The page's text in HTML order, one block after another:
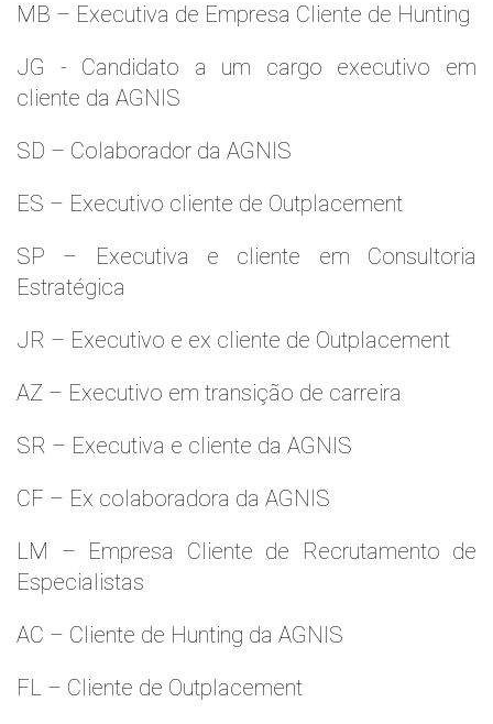
MB – Executiva de Empresa Cliente de Hunting
JG - Candidato a um cargo executivo em
cliente da AGNIS
SD – Colaborador da AGNIS
ES – Executivo cliente de Outplacement
SP – Executiva e cliente em Consultoria
Estratégica
JR – Executivo e ex cliente de Outplacement
AZ – Executivo em transição de carreira
SR – Executiva e cliente da AGNIS
CF – Ex colaboradora da AGNIS
LM – Empresa Cliente de Recrutamento de
Especialistas
AC – Cliente de Hunting da AGNIS
FL – Cliente de Outplacement